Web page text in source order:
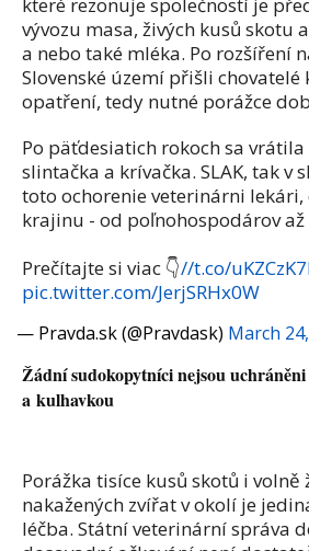
vývozu masa, živých kusů skotu
a nebo také mléka. Po rozšíření
Slovenské území přišli
opatření, tedy nutné porážce
Po päťdesiatich rokoch sa vrátila
slintačka a krívačka. SLAK, tak v
toto ochorenie veterinárni
krajinu - od poľnohospodárov
Prečítajte si viac 👇️//t.co/
pic.twitter.com/JerjSRHx0W
— Pravda.sk (@Pravdask) March
Žádní sudokopytníci nejsou
a kulhavkou
Porážka tisíce kusů skotů i volně
nakažených zvířat v okolí je
léčba. Státní veterinární správa